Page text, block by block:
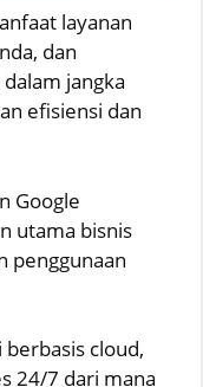
layanan
dan
jangka
efisiensi dan
Google
utama bisnis
penggunaan
cloud,
24/7 dari mana